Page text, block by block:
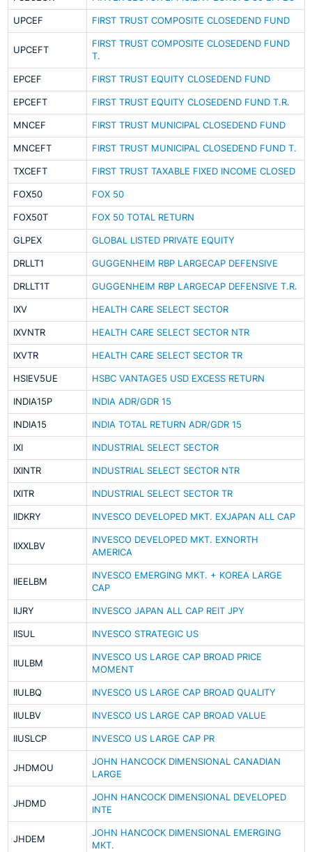
UPCEF FIRST TRUST COMPOSITE CLOSEDEND FUND
UPCEFT
FIRST TRUST COMPOSITE CLOSEDEND FUND
T.
EPCEF FIRST TRUST EQUITY CLOSEDEND FUND
EPCEFT FIRST TRUST EQUITY CLOSEDEND FUND T.R.
MNCEF FIRST TRUST MUNICIPAL CLOSEDEND FUND
MNCEFT FIRST TRUST MUNICIPAL CLOSEDEND FUND T.
TXCEFT FIRST TRUST TAXABLE FIXED INCOME CLOSED
FOX50 FOX 50
FOX50T FOX 50 TOTAL RETURN
GLPEX GLOBAL LISTED PRIVATE EQUITY
DRLLT1 GUGGENHEIM RBP LARGECAP DEFENSIVE
DRLLT1T GUGGENHEIM RBP LARGECAP DEFENSIVE T.R.
IXV HEALTH CARE SELECT SECTOR
IXVNTR HEALTH CARE SELECT SECTOR NTR
IXVTR HEALTH CARE SELECT SECTOR TR
HSIEV5UE HSBC VANTAGE5 USD EXCESS RETURN
INDIA15P INDIA ADR/GDR 15
INDIA15 INDIA TOTAL RETURN ADR/GDR 15
IXI INDUSTRIAL SELECT SECTOR
IXINTR INDUSTRIAL SELECT SECTOR NTR
IXITR INDUSTRIAL SELECT SECTOR TR
IIDKRY INVESCO DEVELOPED MKT. EXJAPAN ALL CAP
IIXXLBV
INVESCO DEVELOPED MKT. EXNORTH
AMERICA
IIEELBM
INVESCO EMERGING MKT. + KOREA LARGE
CAP
IIJRY INVESCO JAPAN ALL CAP REIT JPY
IISUL INVESCO STRATEGIC US
IIULBM
INVESCO US LARGE CAP BROAD PRICE
MOMENT
IIULBQ INVESCO US LARGE CAP BROAD QUALITY
IIULBV INVESCO US LARGE CAP BROAD VALUE
IIUSLCP INVESCO US LARGE CAP PR
JHDMOU
JOHN HANCOCK DIMENSIONAL CANADIAN
LARGE
JHDMD
JOHN HANCOCK DIMENSIONAL DEVELOPED
INTE
JHDEM
JOHN HANCOCK DIMENSIONAL EMERGING
MKT.